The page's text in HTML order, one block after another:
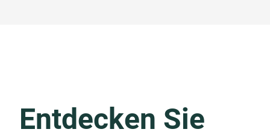
Entdecken Sie